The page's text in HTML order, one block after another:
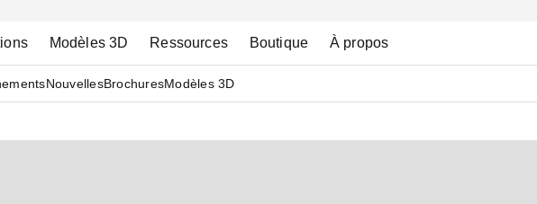
Modèles 3D Ressources Boutique À propos
NouvellesBrochuresModèles 3D